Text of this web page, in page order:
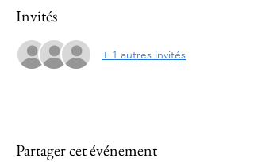
Invités
+ 1 autres invités
Partager cet événement